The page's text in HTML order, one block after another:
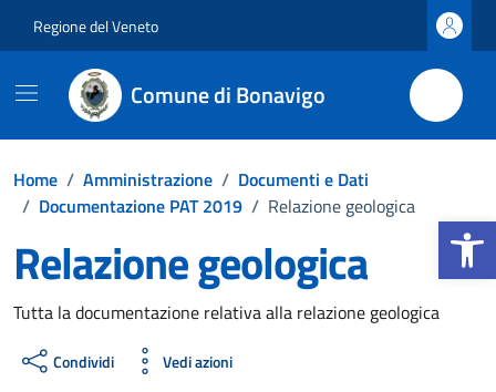
Apri la
Regione del Veneto
Comune di Bonavigo
Home / Amministrazione / Documenti e Dati
/ Documentazione PAT 2019 / Relazione geologica
Relazione geologica
Dettagli del documento
Tutta la documentazione relativa alla relazione geologica
Condividi Vedi azioni